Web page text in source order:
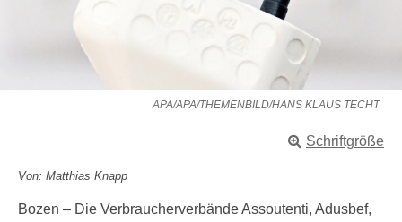
APA/APA/THEMENBILD/HANS KLAUS TECHT
Schriftgröße
Von: Matthias Knapp
Bozen – Die Verbraucherverbände Assoutenti, Adusbef,